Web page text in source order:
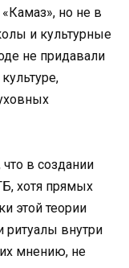
но не в
и культурные
не придавали
в создании
хотя прямых
этой теории
внутри
мнению, не